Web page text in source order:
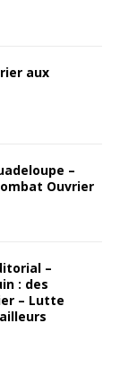
aux
–
Ouvrier
–
: des
– Lutte